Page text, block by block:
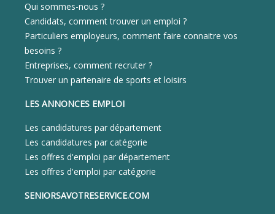
Qui sommes-nous ?
Candidats, comment trouver un emploi ?
Particuliers employeurs, comment faire connaitre vos
besoins ?
Entreprises, comment recruter ?
Trouver un partenaire de sports et loisirs
LES ANNONCES EMPLOI
Les candidatures par département
Les candidatures par catégorie
Les offres d'emploi par département
Les offres d'emploi par catégorie
SENIORSAVOTRESERVICE.COM